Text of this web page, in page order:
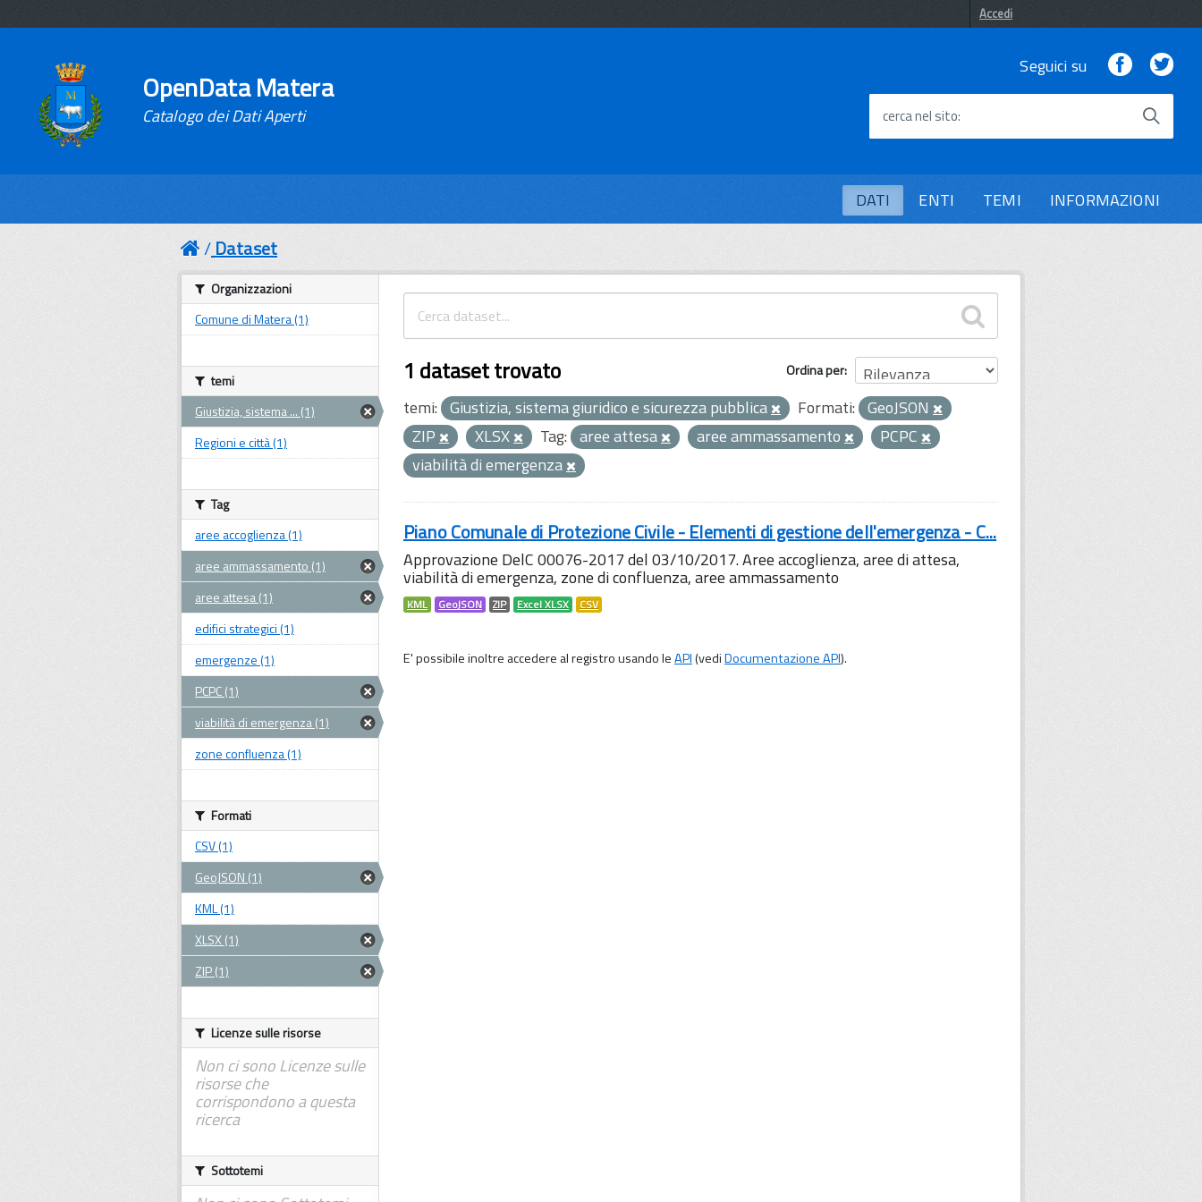
Accedi
OpenData Matera
Catalogo dei Dati Aperti
Seguici su Facebook
cerca nel sito
DATI ENTI TEMI INFORMAZIONI
Dataset
Ordina per
1 dataset trovato
temi: Giustizia, sistema giuridico e sicurezza pubblica Formati: GeoJSON
ZIP
XLSX Tag: aree attesa aree ammassamento
PCPC
viabilità di emergenza
Piano Comunale di Protezione Civile - Elementi di gestione dell'emergenza - C...
Approvazione DelC 00076-2017 del 03/10/2017. Aree accoglienza, aree di attesa,
viabilità di emergenza, zone di confluenza, aree ammassamento
KML GeoJSON ZIP Excel XLSX CSV
E' possibile inoltre accedere al registro usando leAPI(vediDocumentazione API).
Organizzazioni
Comune di Matera (1)
temi
Giustizia, sistema ... (1)
Regioni e città (1)
Tag
aree accoglienza (1)
aree ammassamento (1)
aree attesa (1)
edifici strategici (1)
emergenze (1)
PCPC (1)
viabilità di emergenza (1)
zone confluenza (1)
Formati
CSV (1)
GeoJSON (1)
KML (1)
XLSX (1)
ZIP (1)
Licenze sulle risorse
Non ci sono Licenze sulle
risorse che
corrispondono a questa
ricerca
Sottotemi